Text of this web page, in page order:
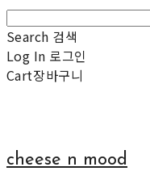
Search 검색
Log In 로그인
Cart장바구니
cheese n mood